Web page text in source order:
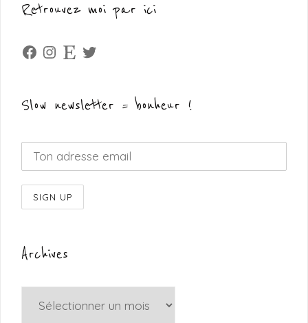
Retrouvez moi par ici
Facebook
Instagram
Etsy Twitter
Slow newsletter = bonheur !
Archives